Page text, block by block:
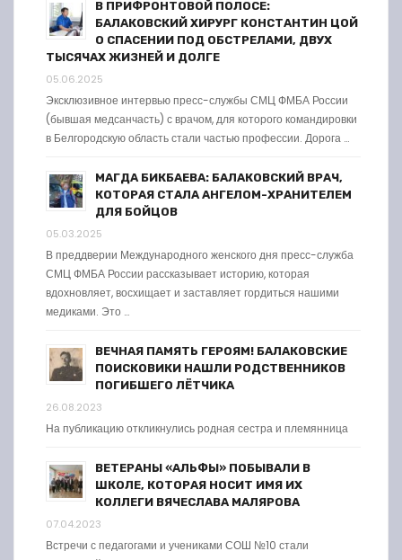
В ПРИФРОНТОВОЙ ПОЛОСЕ:
БАЛАКОВСКИЙ ХИРУРГ КОНСТАНТИН ЦОЙ
О СПАСЕНИИ ПОД ОБСТРЕЛАМИ, ДВУХ
ТЫСЯЧАХ ЖИЗНЕЙ И ДОЛГЕ
05.06.2025
Эксклюзивное интервью пресс-службы СМЦ ФМБА России
(бывшая медсанчасть) с врачом, для которого командировки
в Белгородскую область стали частью профессии. Дорога …
МАГДА БИКБАЕВА: БАЛАКОВСКИЙ ВРАЧ,
КОТОРАЯ СТАЛА АНГЕЛОМ-ХРАНИТЕЛЕМ
ДЛЯ БОЙЦОВ
05.03.2025
В преддверии Международного женского дня пресс-служба
СМЦ ФМБА России рассказывает историю, которая
вдохновляет, восхищает и заставляет гордиться нашими
медиками. Это …
ВЕЧНАЯ ПАМЯТЬ ГЕРОЯМ! БАЛАКОВСКИЕ
ПОИСКОВИКИ НАШЛИ РОДСТВЕННИКОВ
ПОГИБШЕГО ЛЁТЧИКА
26.08.2023
На публикацию откликнулись родная сестра и племянница
ВЕТЕРАНЫ «АЛЬФЫ» ПОБЫВАЛИ В
ШКОЛЕ, КОТОРАЯ НОСИТ ИМЯ ИХ
КОЛЛЕГИ ВЯЧЕСЛАВА МАЛЯРОВА
07.04.2023
Встречи с педагогами и учениками СОШ №10 стали